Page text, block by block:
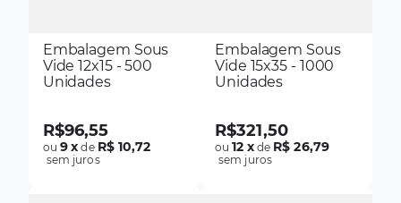
Embalagem Sous
Vide 12x15 - 500
Unidades
R$96,55
ou9x de R$ 10,72
sem juros
Embalagem Sous
Vide 15x35 - 1000
Unidades
R$321,50
ou12 xde R$ 26,79
sem juros